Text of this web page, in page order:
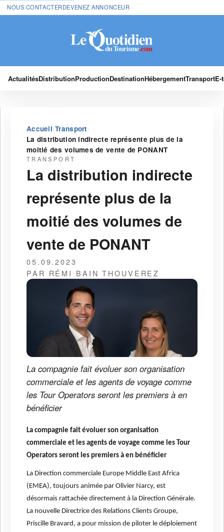
NOUS CONTACTERDEVENEZ ANNONCEUR
ActualitésDistributionProductionDestinationHébergementTransport
Accueil›Transport ›
La distribution indirecte représente plus de la
moitié des volumes de vente de PONANT
TRANSPORT
La distribution indirecte
représente plus de la
moitié des volumes de
vente de PONANT
05.09.2023
PAR RÉMI BAIN THOUVEREZ
La compagnie fait évoluer son organisation
commerciale et les agents de voyage comme
les Tour Operators seront les premiers à en
bénéficier
La compagnie fait évoluer son organisation
commerciale et les agents de voyage comme les Tour
Operators seront les premiers à en bénéficier
La Direction commerciale Europe Middle East Africa
(EMEA), toujours animée par Olivier Narcy, est
désormais rattachée directement à la Direction Générale.
La nouvelle Directrice des Relations Clients Groupe,
Priscille Bravard, a pour mission de piloter le déploiement